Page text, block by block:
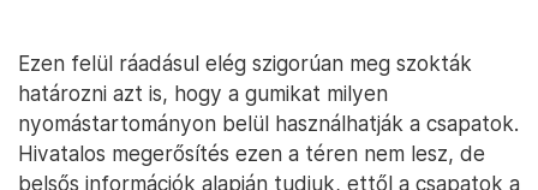
Ezen felül ráadásul elég szigorúan meg szokták
határozni azt is, hogy a gumikat milyen
nyomástartományon belül használhatják a csapatok.
Hivatalos megerősítés ezen a téren nem lesz, de
belsős információk alapján tudjuk, ettől a csapatok a